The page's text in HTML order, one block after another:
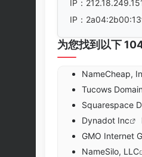
IP：
IP：
为您找到以下
NameCheap,
Tucows
Squarespace
Dynadot Inc
GMO Internet
NameSilo, LLC